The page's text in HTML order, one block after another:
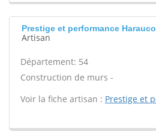
Prestige et performance
Artisan
Département: 54
Construction de murs -
Voir la fiche artisan : Prestige et